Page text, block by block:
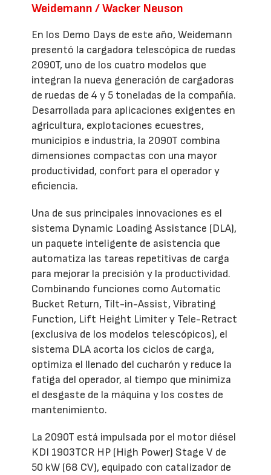
Weidemann / Wacker Neuson
En los Demo Days de este año, Weidemann
presentó la cargadora telescópica de ruedas
2090T, uno de los cuatro modelos que
integran la nueva generación de cargadoras
de ruedas de 4 y 5 toneladas de la compañía.
Desarrollada para aplicaciones exigentes en
agricultura, explotaciones ecuestres,
municipios e industria, la 2090T combina
dimensiones compactas con una mayor
productividad, confort para el operador y
eficiencia.
Una de sus principales innovaciones es el
sistema Dynamic Loading Assistance (DLA),
un paquete inteligente de asistencia que
automatiza las tareas repetitivas de carga
para mejorar la precisión y la productividad.
Combinando funciones como Automatic
Bucket Return, Tilt-in-Assist, Vibrating
Function, Lift Height Limiter y Tele-Retract
(exclusiva de los modelos telescópicos), el
sistema DLA acorta los ciclos de carga,
optimiza el llenado del cucharón y reduce la
fatiga del operador, al tiempo que minimiza
el desgaste de la máquina y los costes de
mantenimiento.
La 2090T está impulsada por el motor diésel
KDI 1903TCR HP (High Power) Stage V de
50 kW (68 CV), equipado con catalizador de